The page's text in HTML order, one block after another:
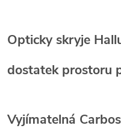
Opticky skryje
dostatek prostoru
Vyjímatelná